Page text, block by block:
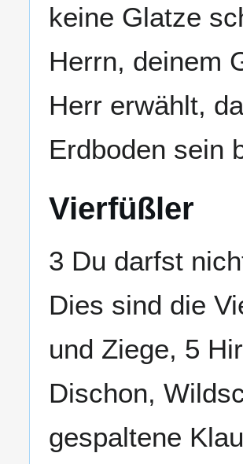
keine Glatze
Herrn, deinem
Herr erwählt,
Erdboden sein
Vierfüßler
3 Du darfst
Dies sind die
und Ziege, 5
Dischon,
gespaltene